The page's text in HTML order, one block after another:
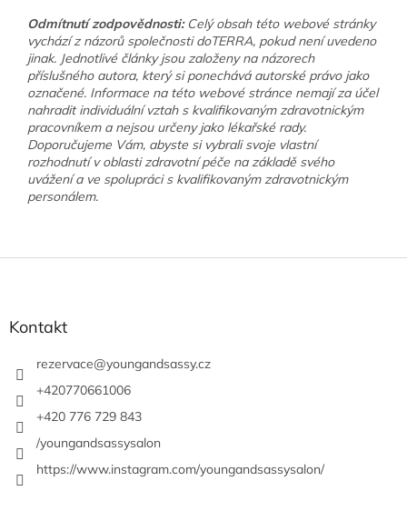
Odmítnutí zodpovědnosti:Celý obsah této webové stránky
vychází z názorů společnosti doTERRA, pokud není uvedeno
jinak. Jednotlivé články jsou založeny na názorech
příslušného autora, který si ponechává autorské právo jako
označené. Informace na této webové stránce nemají za účel
nahradit individuální vztah s kvalifikovaným zdravotnickým
pracovníkem a nejsou určeny jako lékařské rady.
Doporučujeme Vám, abyste si vybrali svoje vlastní
rozhodnutí v oblasti zdravotní péče na základě svého
uvážení a ve spolupráci s kvalifikovaným zdravotnickým
personálem.
Kontakt
rezervace@youngandsassy.cz
+420770661006
+420 776 729 843
/youngandsassysalon
https://www.instagram.com/youngandsassysalon/